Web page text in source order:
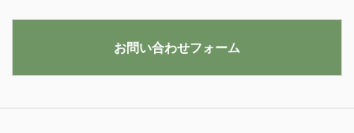
お問い合わせフォーム